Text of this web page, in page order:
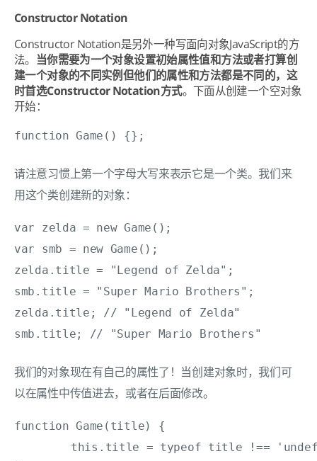
Constructor Notation
Constructor Notation是另外一种写面向对象JavaScript的方
法。 当你需要为一个对象设置初始属性值和方法或者打算创
建一个对象的不同实例但他们的属性和方法都是不同的，这
时首选Constructor Notation方式。 下面从创建一个空对象
开始：
function Game() {};
请注意习惯上第一个字母大写来表示它是一个类。我们来
用这个类创建新的对象：
var zelda = new Game();
var smb = new Game();
zelda.title = "Legend of Zelda";
smb.title = "Super Mario Brothers";
zelda.title; // "Legend of Zelda"
smb.title; // "Super Mario Brothers"
我们的对象现在有自己的属性了！当创建对象时，我们可
以在属性中传值进去，或者在后面修改。
function Game(title) {